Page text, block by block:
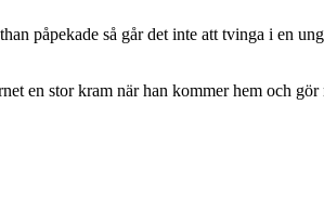
påpekade så går det inte att tvinga i en
en stor kram när han kommer hem och